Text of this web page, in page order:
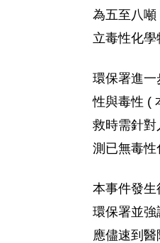
為五至八
立毒性化學
環保署進
性與毒性 (
救時需針
測已無毒性
本事件發生
環保署並強
應儘速到醫